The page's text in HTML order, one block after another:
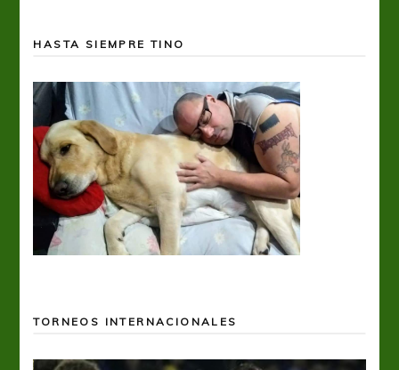
HASTA SIEMPRE TINO
TORNEOS INTERNACIONALES